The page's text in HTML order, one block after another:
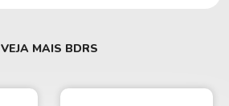
VEJA MAIS BDRS